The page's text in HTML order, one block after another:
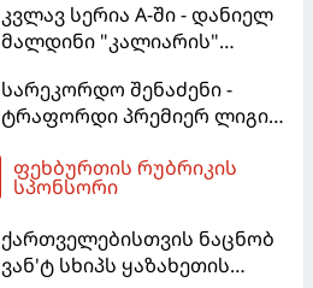
კვლავ სერია A-ში - დანიელ
მალდინი "კალიარის"
სარეკორდო შენაძენი -
ტრაფორდი პრემიერ ლიგის
ფეხბურთის რუბრიკის
სპონსორი
ქართველებისთვის ნაცნობ
ვან'ტ სხიპს ყაზახეთის